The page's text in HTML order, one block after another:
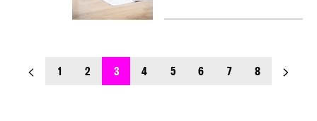
previous_page
1 2 3 4 5 6 7 8